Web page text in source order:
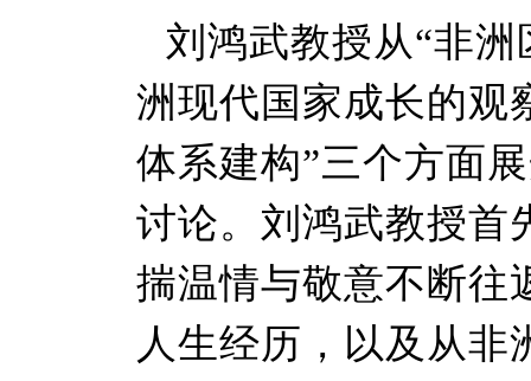
刘鸿武教授从“非
洲现代国家成长的观
体系建构”三个方面
讨论。刘鸿武教授首
揣温情与敬意不断往
人生经历，以及从非